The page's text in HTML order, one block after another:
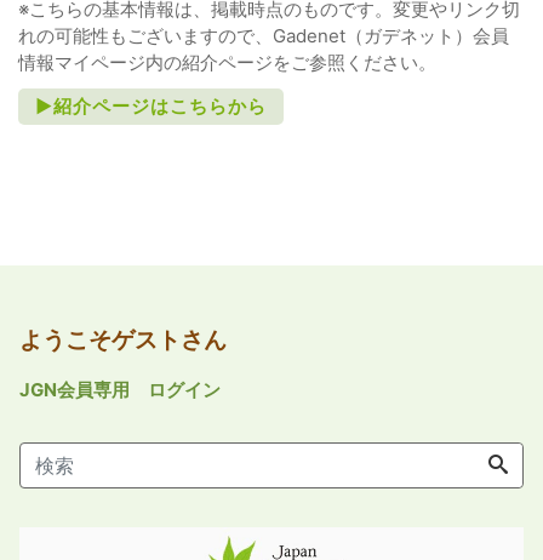
※こちらの基本情報は、掲載時点のものです。変更やリンク切
れの可能性もございますので、Gadenet（ガデネット）会員
情報マイページ内の紹介ページをご参照ください。
►紹介ページはこちらから
ようこそゲストさん
JGN会員専用 ログイン